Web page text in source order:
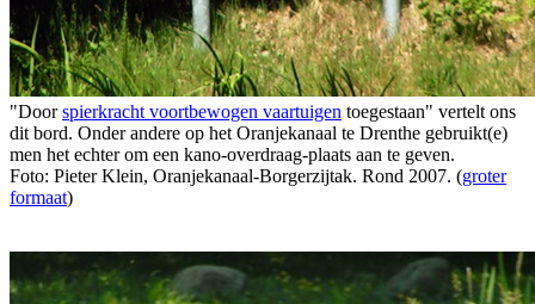
"Doorspierkracht voortbewogen vaartuigen toegestaan" vertelt ons
dit bord. Onder andere op het Oranjekanaal te Drenthe gebruikt(e)
men het echter om een kano-overdraag-plaats aan te geven.
Foto: Pieter Klein, Oranjekanaal-Borgerzijtak. Rond 2007. (groter
formaat)